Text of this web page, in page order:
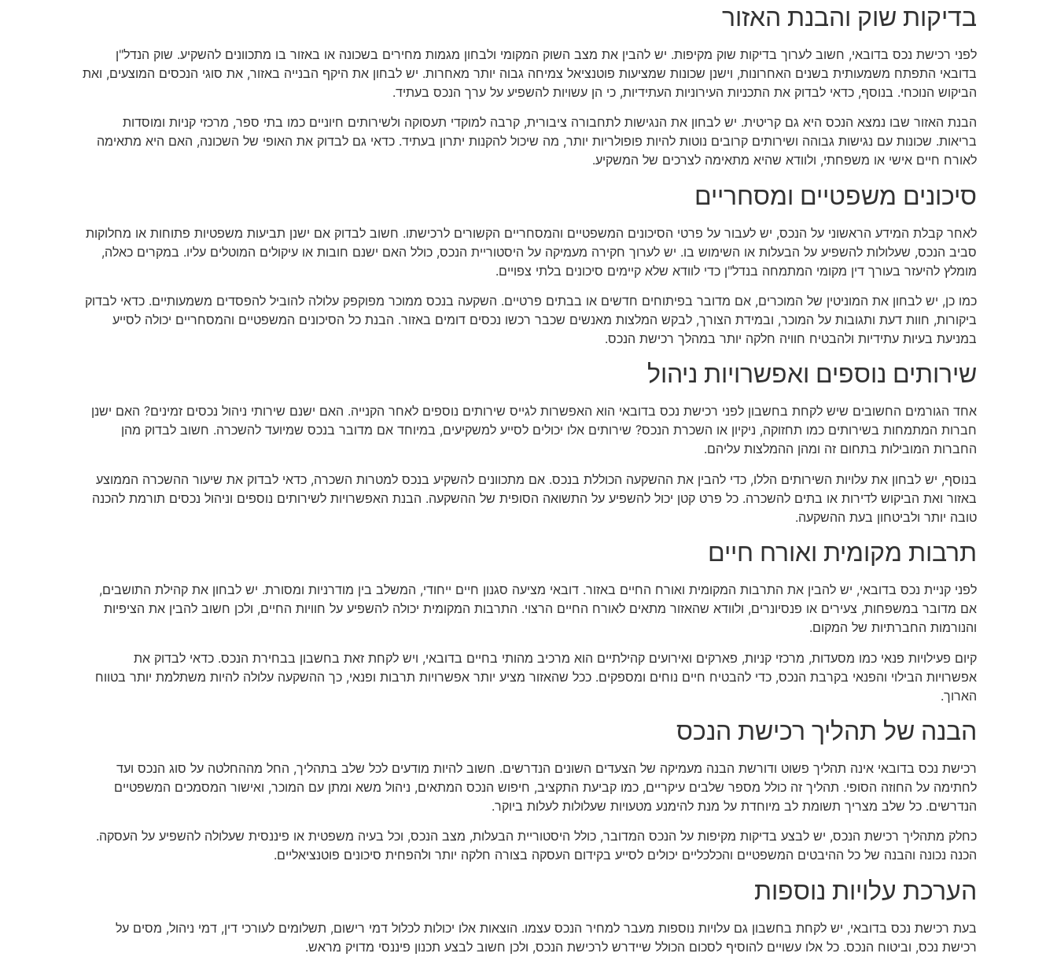
בדיקות שוק והבנת האזור
לפני רכישת נכס בדובאי, חשוב לערוך בדיקות שוק מקיפות. יש להבין את מצב השוק המקומי ולבחון מגמות מחירים בשכונה או באזור בו מתכוונים להשקיע. שוק הנדל"ן
בדובאי התפתח משמעותית בשנים האחרונות, וישנן שכונות שמציעות פוטנציאל צמיחה גבוה יותר מאחרות. יש לבחון את היקף הבנייה באזור, את סוגי הנכסים המוצעים, ואת
הביקוש הנוכחי. בנוסף, כדאי לבדוק את התכניות העירוניות העתידיות, כי הן עשויות להשפיע על ערך הנכס בעתיד.
הבנת האזור שבו נמצא הנכס היא גם קריטית. יש לבחון את הנגישות לתחבורה ציבורית, קרבה למוקדי תעסוקה ולשירותים חיוניים כמו בתי ספר, מרכזי קניות ומוסדות
בריאות. שכונות עם נגישות גבוהה ושירותים קרובים נוטות להיות פופולריות יותר, מה שיכול להקנות יתרון בעתיד. כדאי גם לבדוק את האופי של השכונה, האם היא מתאימה
לאורח חיים אישי או משפחתי, ולוודא שהיא מתאימה לצרכים של המשקיע.
סיכונים משפטיים ומסחריים
לאחר קבלת המידע הראשוני על הנכס, יש לעבור על פרטי הסיכונים המשפטיים והמסחריים הקשורים לרכישתו. חשוב לבדוק אם ישנן תביעות משפטיות פתוחות או מחלוקות
סביב הנכס, שעלולות להשפיע על הבעלות או השימוש בו. יש לערוך חקירה מעמיקה על היסטוריית הנכס, כולל האם ישנם חובות או עיקולים המוטלים עליו. במקרים כאלה,
מומלץ להיעזר בעורך דין מקומי המתמחה בנדל"ן כדי לוודא שלא קיימים סיכונים בלתי צפויים.
כמו כן, יש לבחון את המוניטין של המוכרים, אם מדובר בפיתוחים חדשים או בבתים פרטיים. השקעה בנכס ממוכר מפוקפק עלולה להוביל להפסדים משמעותיים. כדאי לבדוק
ביקורות, חוות דעת ותגובות על המוכר, ובמידת הצורך, לבקש המלצות מאנשים שכבר רכשו נכסים דומים באזור. הבנת כל הסיכונים המשפטיים והמסחריים יכולה לסייע
במניעת בעיות עתידיות ולהבטיח חוויה חלקה יותר במהלך רכישת הנכס.
שירותים נוספים ואפשרויות ניהול
אחד הגורמים החשובים שיש לקחת בחשבון לפני רכישת נכס בדובאי הוא האפשרות לגייס שירותים נוספים לאחר הקנייה. האם ישנם שירותי ניהול נכסים זמינים? האם ישנן
חברות המתמחות בשירותים כמו תחזוקה, ניקיון או השכרת הנכס? שירותים אלו יכולים לסייע למשקיעים, במיוחד אם מדובר בנכס שמיועד להשכרה. חשוב לבדוק מהן
החברות המובילות בתחום זה ומהן ההמלצות עליהם.
בנוסף, יש לבחון את עלויות השירותים הללו, כדי להבין את ההשקעה הכוללת בנכס. אם מתכוונים להשקיע בנכס למטרות השכרה, כדאי לבדוק את שיעור ההשכרה הממוצע
באזור ואת הביקוש לדירות או בתים להשכרה. כל פרט קטן יכול להשפיע על התשואה הסופית של ההשקעה. הבנת האפשרויות לשירותים נוספים וניהול נכסים תורמת להכנה
טובה יותר ולביטחון בעת ההשקעה.
תרבות מקומית ואורח חיים
לפני קניית נכס בדובאי, יש להבין את התרבות המקומית ואורח החיים באזור. דובאי מציעה סגנון חיים ייחודי, המשלב בין מודרניות ומסורת. יש לבחון את קהילת התושבים,
אם מדובר במשפחות, צעירים או פנסיונרים, ולוודא שהאזור מתאים לאורח החיים הרצוי. התרבות המקומית יכולה להשפיע על חוויות החיים, ולכן חשוב להבין את הציפיות
והנורמות החברתיות של המקום.
קיום פעילויות פנאי כמו מסעדות, מרכזי קניות, פארקים ואירועים קהילתיים הוא מרכיב מהותי בחיים בדובאי, ויש לקחת זאת בחשבון בבחירת הנכס. כדאי לבדוק את
אפשרויות הבילוי והפנאי בקרבת הנכס, כדי להבטיח חיים נוחים ומספקים. ככל שהאזור מציע יותר אפשרויות תרבות ופנאי, כך ההשקעה עלולה להיות משתלמת יותר בטווח
הארוך.
הבנה של תהליך רכישת הנכס
רכישת נכס בדובאי אינה תהליך פשוט ודורשת הבנה מעמיקה של הצעדים השונים הנדרשים. חשוב להיות מודעים לכל שלב בתהליך, החל מההחלטה על סוג הנכס ועד
לחתימה על החוזה הסופי. תהליך זה כולל מספר שלבים עיקריים, כמו קביעת התקציב, חיפוש הנכס המתאים, ניהול משא ומתן עם המוכר, ואישור המסמכים המשפטיים
הנדרשים. כל שלב מצריך תשומת לב מיוחדת על מנת להימנע מטעויות שעלולות לעלות ביוקר.
כחלק מתהליך רכישת הנכס, יש לבצע בדיקות מקיפות על הנכס המדובר, כולל היסטוריית הבעלות, מצב הנכס, וכל בעיה משפטית או פיננסית שעלולה להשפיע על העסקה.
הכנה נכונה והבנה של כל ההיבטים המשפטיים והכלכליים יכולים לסייע בקידום העסקה בצורה חלקה יותר ולהפחית סיכונים פוטנציאליים.
הערכת עלויות נוספות
בעת רכישת נכס בדובאי, יש לקחת בחשבון גם עלויות נוספות מעבר למחיר הנכס עצמו. הוצאות אלו יכולות לכלול דמי רישום, תשלומים לעורכי דין, דמי ניהול, מסים על
רכישת נכס, וביטוח הנכס. כל אלו עשויים להוסיף לסכום הכולל שיידרש לרכישת הנכס, ולכן חשוב לבצע תכנון פיננסי מדויק מראש.